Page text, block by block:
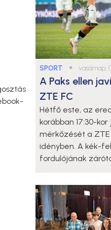
SPORT ● vasárnap,
A Paks ellen
ZTE FC
Hétfő este, az
korábban 17:30-
mérkőzését a
idényben. A kék-
fordulójának